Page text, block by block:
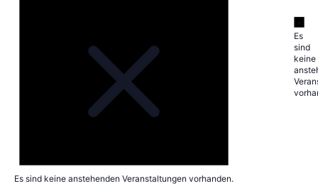
Es
sind
keine
Es sind keine anstehenden Veranstaltungen vorhanden.